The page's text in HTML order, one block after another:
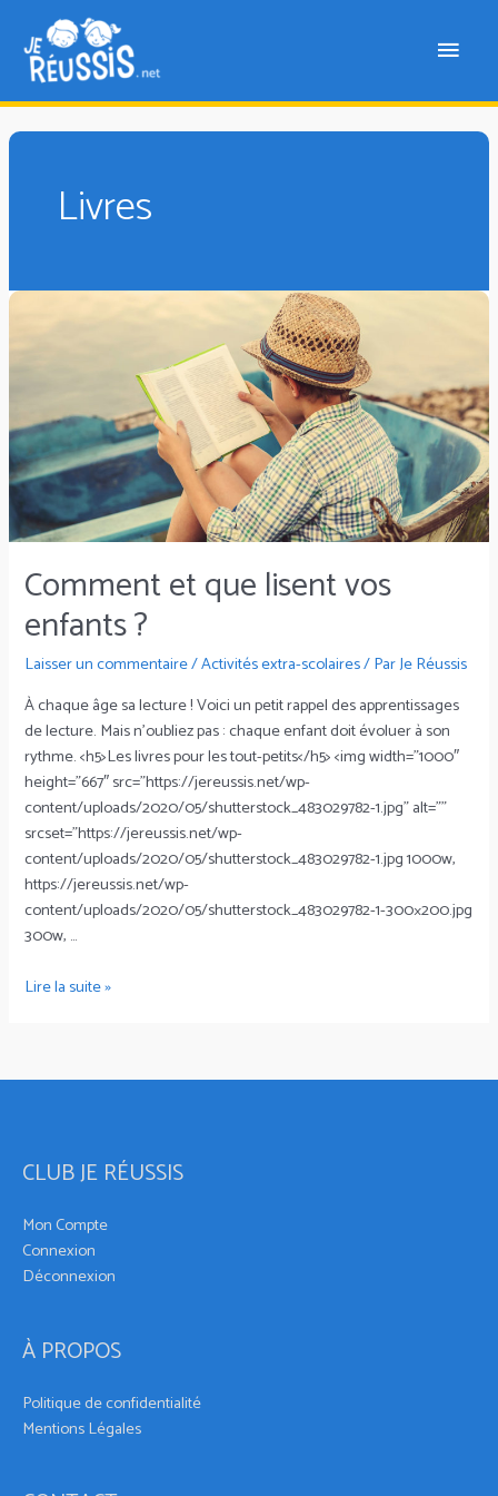
Livres
Comment et que lisent vos
enfants ?
Laisser un commentaire/Activités extra-scolaires/ ParJe Réussis
À chaque âge sa lecture ! Voici un petit rappel des apprentissages
de lecture. Mais n’oubliez pas : chaque enfant doit évoluer à son
rythme. <h5>Les livres pour les tout-petits</h5> <img width=”1000″
height=”667″ src=”https://jereussis.net/wp-
content/uploads/2020/05/shutterstock_483029782-1.jpg” alt=””
srcset=”https://jereussis.net/wp-
content/uploads/2020/05/shutterstock_483029782-1.jpg 1000w,
https://jereussis.net/wp-
content/uploads/2020/05/shutterstock_483029782-1-300×200.jpg
300w, …
Lire la suite »
CLUB JE RÉUSSIS
Mon Compte
Connexion
Déconnexion
À PROPOS
Politique de confidentialité
Mentions Légales